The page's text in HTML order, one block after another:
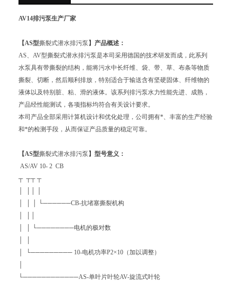
AV14排污泵生产厂家
【AS型撕裂式潜水排污泵】产品概述：
AS、AV型撕裂式潜水排污泵是本司采用德国的技术研发而成，此系列
水泵具有带撕裂的结构，能将污水中长纤维、袋、带、草、布条等物质
撕裂、切断，然后顺利排放，特别适合于输送含有坚硬固体、纤维物的
液体以及特别脏、粘、滑的液体。该系列排污泵水力性能先进、成熟，
产品经性能测试，各项指标均符合有关设计要求。
本司产品全部采用计算机设计和优化处理，公司拥有*、丰富的生产经验
和*的检测手段，从而保证产品质量的稳定可靠。
【AS型撕裂式潜水排污泵】型号意义：
AS/AV 10- 2 CB
┬ ┬┬ ┬
│ │ │ └──────CB-抗堵塞撕裂机构
│ │ └────────电机的极对数
│ └───────── 10-电机功率P2×10（加以调整）
└────────────AS-单叶片叶轮AV-旋流式叶轮